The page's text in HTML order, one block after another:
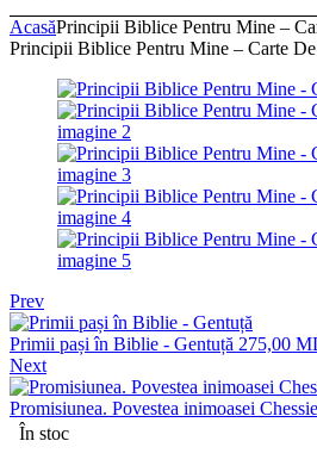
AcasăPrincipii Biblice Pentru Mine –
Principii Biblice Pentru Mine – Carte
Prev
Primii pași în Biblie - Gentuță 275,00
Next
Promisiunea. Povestea inimoasei
În stoc